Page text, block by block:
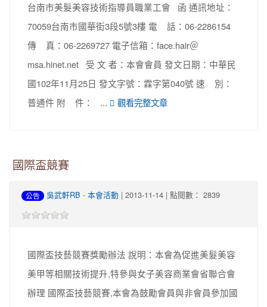
台南市美髮美容技術指導員職業工會 函 通訊地址：
70059台南市國華街3段5號3樓 電 話：06-2286154
傳 真：06-2269727 電子信箱：face.hair＠
msa.hinet.net 受 文 者：本會會員 發文日期：中華民
國102年11月25日 發文字號：霖字第040號 速 別：
普通件 附 件： ...
觀看完整文章
國際盃競賽
公告 吳武軒RB - 本會活動 | 2013-11-14 | 點閱數： 2839
國際盃技藝競賽獎勵辦法 說明：本會為促進美髮美容
美甲等相關技術提升,特參與女子美容商業會省聯合會
辦理 國際盃技藝競賽,本會為鼓勵會員與非會員參加國